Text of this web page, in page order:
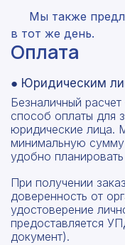
Мы также
в тот же день.
Оплата
● Юридическим
Безналичный
способ оплаты для
юридические лица.
минимальную сумму
удобно
При получении
доверенность от
удостоверение
предоставляется
документ).